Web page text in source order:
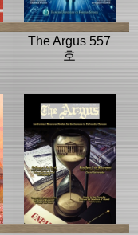
The Argus 557
호